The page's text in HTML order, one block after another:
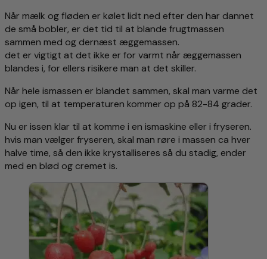
Når mælk og fløden er kølet lidt ned efter den har dannet
de små bobler, er det tid til at blande frugtmassen
sammen med og dernæst æggemassen.
det er vigtigt at det ikke er for varmt når æggemassen
blandes i, for ellers risikere man at det skiller.
Når hele ismassen er blandet sammen, skal man varme det
op igen, til at temperaturen kommer op på 82-84 grader.
Nu er issen klar til at komme i en ismaskine eller i fryseren.
hvis man vælger fryseren, skal man røre i massen ca hver
halve time, så den ikke krystalliseres så du stadig, ender
med en blød og cremet is.